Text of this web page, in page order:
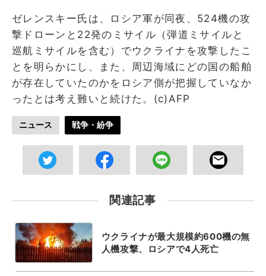
ゼレンスキー氏は、ロシア軍が同夜、524機の攻
撃ドローンと22発のミサイル（弾道ミサイルと
巡航ミサイルを含む）でウクライナを攻撃したこ
とを明らかにし、また、周辺海域にどの国の船舶
が存在していたのかをロシア側が把握していなか
ったとは考え難いと続けた。(c)AFP
ニュース 戦争・紛争
関連記事
ウクライナが最大規模約600機の無
人機攻撃、ロシアで4人死亡